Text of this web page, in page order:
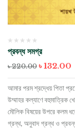
প্রবন্ধ সমগ্র
৳220.00 Original
was:
৳
৳ 132.00
আমার পরম শ্রদ্ধেয় পিতা
উম্মাহর কল্যাণে বহুমাত্রিক
মৌলিক বিষয়ের উপরে কলম
গ্রন্থ, অনুবাদ গ্রন্থ ও